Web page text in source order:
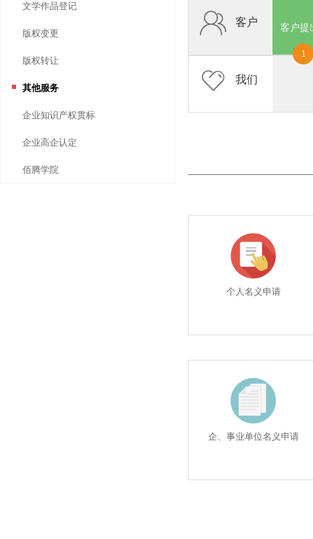
文学作品登记
版权变更
版权转让
其他服务
企业知识产权贯标
企业高企认定
佰腾学院
客户 客户提
我们
1
个人名义申请
企、事业单位名义申请